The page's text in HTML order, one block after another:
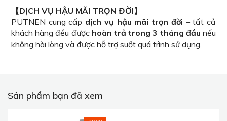
【DỊCH VỤ HẬU MÃI TRỌN ĐỜI】
PUTNEN cung cấp dịch vụ hậu mãi trọn đời – tất cả
khách hàng đều được hoàn trả trong 3 tháng đầu nếu
không hài lòng và được hỗ trợ suốt quá trình sử dụng.
Sản phẩm bạn đã xem